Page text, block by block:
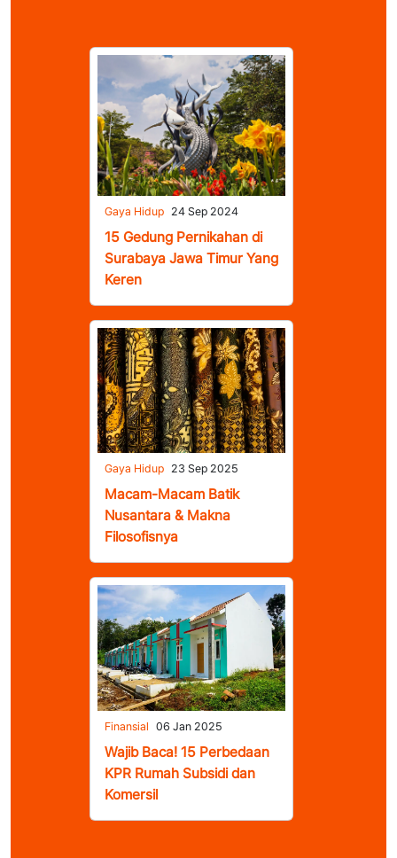
Gaya Hidup 24 Sep 2024
15 Gedung Pernikahan di
Surabaya Jawa Timur Yang
Keren
Gaya Hidup 23 Sep 2025
Macam-Macam Batik
Nusantara & Makna
Filosofisnya
Finansial 06 Jan 2025
Wajib Baca! 15 Perbedaan
KPR Rumah Subsidi dan
Komersil